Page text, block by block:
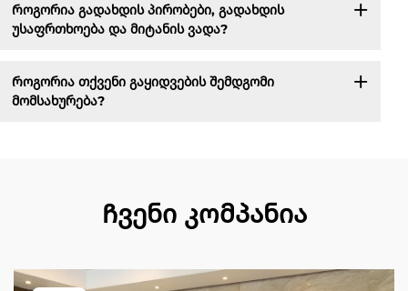
Როგორია გადახდის პირობები, გადახდის
უსაფრთხოება და მიტანის ვადა?
Როგორია თქვენი გაყიდვების შემდგომი
მომსახურება?
Ჩვენი კომპანია